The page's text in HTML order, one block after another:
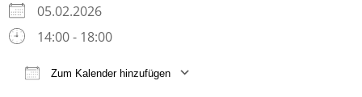
05.02.2026
14:00 - 18:00
Zum Kalender hinzufügen